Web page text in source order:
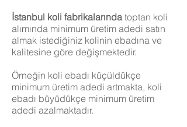
İstanbul koli fabrikalarındatoptan koli
alımında minimum üretim adedi satın
almak istediğiniz kolinin ebadına ve
kalitesine göre değişmektedir.
Örneğin koli ebadı küçüldükçe
minimum üretim adedi artmakta, koli
ebadı büyüdükçe minimum üretim
adedi azalmaktadır.